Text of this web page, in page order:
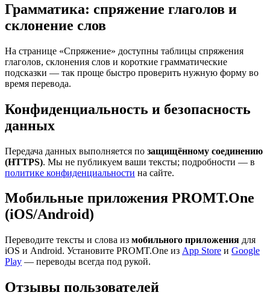
Грамматика: спряжение глаголов и
склонение слов
На странице «Спряжение» доступны таблицы спряжения
глаголов, склонения слов и короткие грамматические
подсказки — так проще быстро проверить нужную форму во
время перевода.
Конфиденциальность и безопасность
данных
Передача данных выполняется по защищённому соединению
(HTTPS). Мы не публикуем ваши тексты; подробности — в
политике конфиденциальности на сайте.
Мобильные приложения PROMT.One
(iOS/Android)
Переводите тексты и слова из мобильного приложения для
iOS и Android. Установите PROMT.One из App Store и Google
Play — переводы всегда под рукой.
Отзывы пользователей